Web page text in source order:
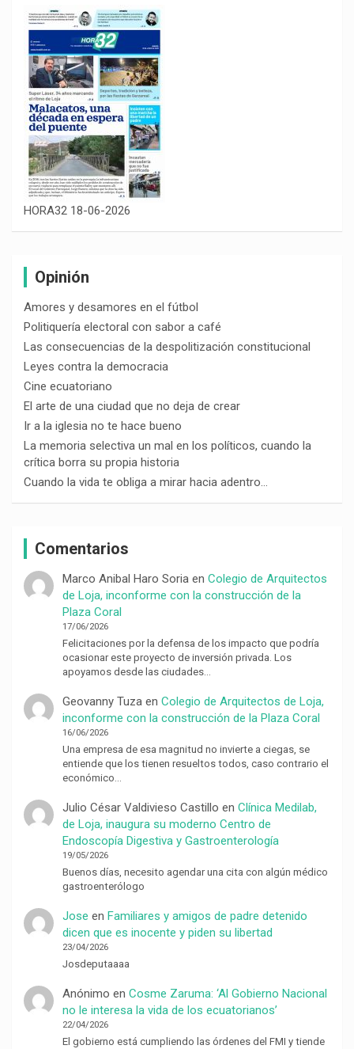
HORA32 18-06-2026
Opinión
Amores y desamores en el fútbol
Politiquería electoral con sabor a café
Las consecuencias de la despolitización constitucional
Leyes contra la democracia
Cine ecuatoriano
El arte de una ciudad que no deja de crear
Ir a la iglesia no te hace bueno
La memoria selectiva un mal en los políticos, cuando la
crítica borra su propia historia
Cuando la vida te obliga a mirar hacia adentro…
Comentarios
Marco Anibal Haro Soriaen Colegio de Arquitectos
de Loja, inconforme con la construcción de la
Plaza Coral
17/06/2026
Felicitaciones por la defensa de los impacto que podría
ocasionar este proyecto de inversión privada. Los
apoyamos desde las ciudades…
Geovanny Tuzaen Colegio de Arquitectos de Loja,
inconforme con la construcción de la Plaza Coral
16/06/2026
Una empresa de esa magnitud no invierte a ciegas, se
entiende que los tienen resueltos todos, caso contrario el
económico…
Julio César Valdivieso Castillo en Clínica Medilab,
de Loja, inaugura su moderno Centro de
Endoscopía Digestiva y Gastroenterología
19/05/2026
Buenos días, necesito agendar una cita con algún médico
gastroenterólogo
Jose en Familiares y amigos de padre detenido
dicen que es inocente y piden su libertad
23/04/2026
Josdeputaaaa
Anónimo en Cosme Zaruma: ‘Al Gobierno Nacional
no le interesa la vida de los ecuatorianos’
22/04/2026
El gobierno está cumpliendo las órdenes del FMI y tiende